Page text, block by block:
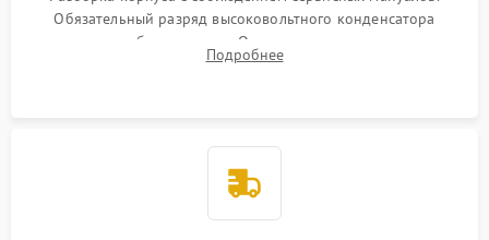
Обязательный разряд высоковольтного конденсатора
вспышки для безопасности. Очистка внутренних узлов от
пыли, песка и следов влаги с помощью спецсредств.
Подробнее